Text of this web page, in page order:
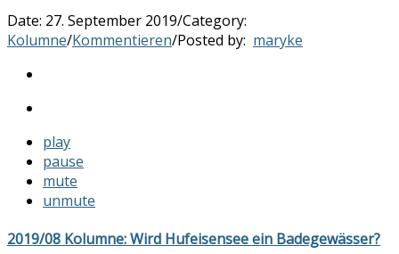
Date: 27. September 2019/Category:
Kolumne/Kommentieren/Posted by: maryke
play
pause
mute
unmute
2019/08 Kolumne: Wird Hufeisensee ein Badegewässer?